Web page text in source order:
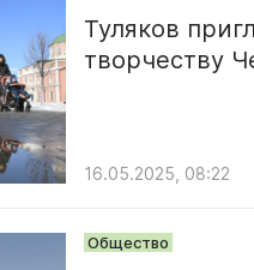
Туляков
творчеству
16.05.2025, 08:22
Общество